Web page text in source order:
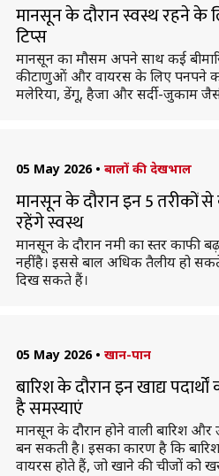
मानसून के दौरान स्वस्थ रहने
टिप्स
मानसून का मौसम अपने साथ कई
कीटाणुओं और वायरस के लिए पनपने
मलेरिया, डेंगू, हैजा और सर्दी-जुकाम
05 May 2026 • बालों की देखभाल
मानसून के दौरान इन 5 तरीकों
रहेंगे स्वस्थ
मानसून के दौरान नमी का स्तर काफी
नहीं है। इससे बाल अधिक तैलीय हो
दिख सकते हैं।
05 May 2026 • खान-पान
बारिश के दौरान इन खाद्य
है समस्याएं
मानसून के दौरान होने वाली बारिश
बन सकती है। इसका कारण है कि
वायरस होते हैं, जो खाने की चीजों को